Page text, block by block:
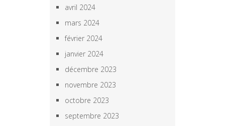
avril 2024
mars 2024
février 2024
janvier 2024
décembre 2023
novembre 2023
octobre 2023
septembre 2023